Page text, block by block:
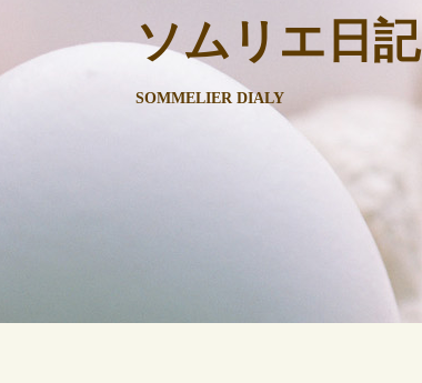
ソムリエ日記
SOMMELIER DIALY